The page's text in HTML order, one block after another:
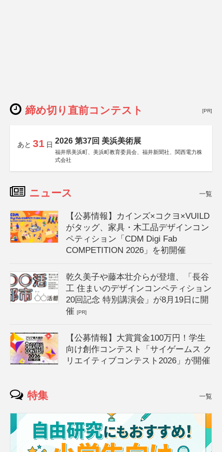
締め切り直前コンテスト [PR]
あと 31 日 2026 第37回 美浜美術展
福井県美浜町、美浜町教育委員会、福井新聞社、関西電力株
式会社
ニュース 一覧
【公募情報】カインズ×コクヨ×VUILD
がタッグ、家具・木工品デザインコン
ペティション「CDM Digi Fab
COMPETITION 2026」を初開催
乾久美子や藤本壮介らが登壇、「長谷
工 住まいのデザインコンペティション
20回記念 特別講演会」が8月19日に開
催[PR]
【公募情報】大賞賞金100万円！学生
向け創作コンテスト「サイゲームス ク
リエイティブコンテスト2026」が開催
特集 一覧